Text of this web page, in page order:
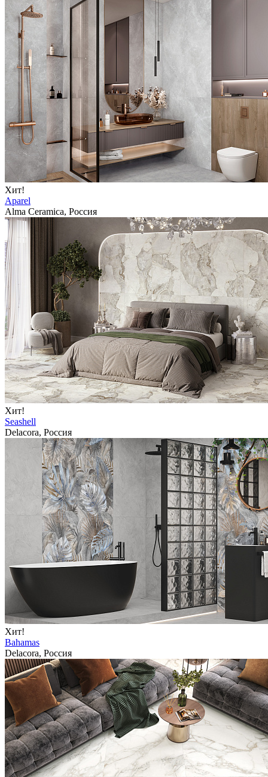
Хит!
Aparel
Alma Ceramica, Россия
Хит!
Seashell
Delacora, Россия
Хит!
Bahamas
Delacora, Россия